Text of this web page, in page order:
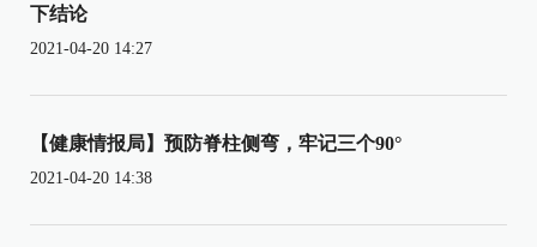
下结论
2021-04-20 14:27
【健康情报局】预防脊柱侧弯，牢记三个90°
2021-04-20 14:38